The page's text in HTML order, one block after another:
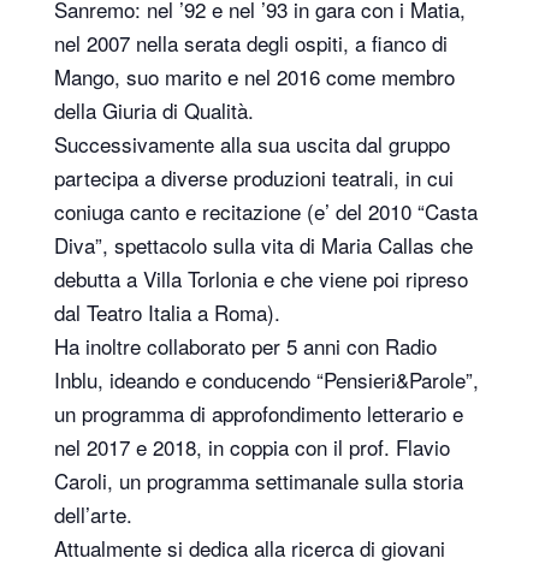
Sanremo: nel ’92 e nel ’93 in gara con i Matia,
nel 2007 nella serata degli ospiti, a fianco di
Mango, suo marito e nel 2016 come membro
della Giuria di Qualità.
Successivamente alla sua uscita dal gruppo
partecipa a diverse produzioni teatrali, in cui
coniuga canto e recitazione (e’ del 2010 “Casta
Diva”, spettacolo sulla vita di Maria Callas che
debutta a Villa Torlonia e che viene poi ripreso
dal Teatro Italia a Roma).
Ha inoltre collaborato per 5 anni con Radio
Inblu, ideando e conducendo “Pensieri&Parole”,
un programma di approfondimento letterario e
nel 2017 e 2018, in coppia con il prof. Flavio
Caroli, un programma settimanale sulla storia
dell’arte.
Attualmente si dedica alla ricerca di giovani